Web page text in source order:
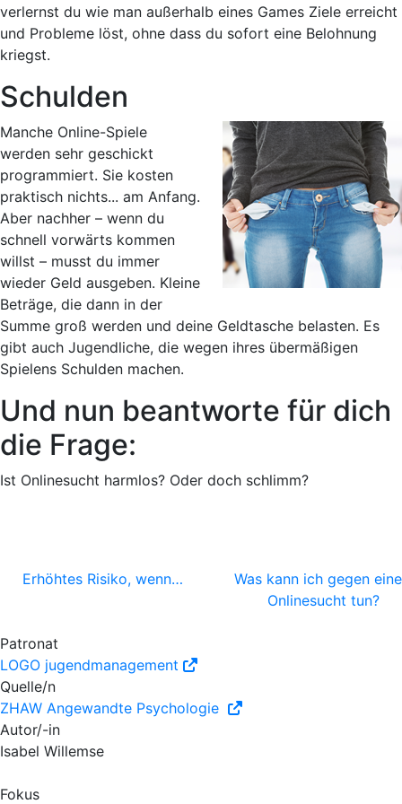
verlernst du wie man außerhalb eines Games Ziele erreicht
und Probleme löst, ohne dass du sofort eine Belohnung
kriegst.
Schulden
Manche Online-Spiele
werden sehr geschickt
programmiert. Sie kosten
praktisch nichts... am Anfang.
Aber nachher – wenn du
schnell vorwärts kommen
willst – musst du immer
wieder Geld ausgeben. Kleine
Beträge, die dann in der
Summe groß werden und deine Geldtasche belasten. Es
gibt auch Jugendliche, die wegen ihres übermäßigen
Spielens Schulden machen.
Und nun beantworte für dich
die Frage:
Ist Onlinesucht harmlos? Oder doch schlimm?
Erhöhtes Risiko, wenn…
Was kann ich gegen eine
Onlinesucht tun?
Patronat
LOGO jugendmanagement
Quelle/n
ZHAW Angewandte Psychologie
Autor/-in
Isabel Willemse
Fokus